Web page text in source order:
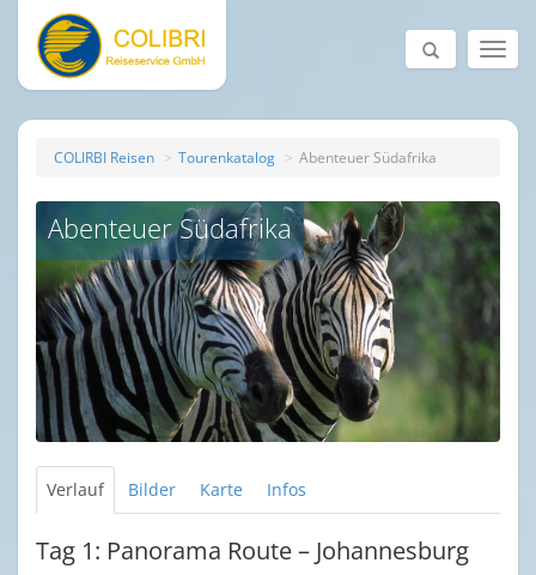
COLIRBI Reisen Tourenkatalog Abenteuer Südafrika
Abenteuer Südafrika
Verlauf Bilder Karte Infos
Tag 1: Panorama Route – Johannesburg